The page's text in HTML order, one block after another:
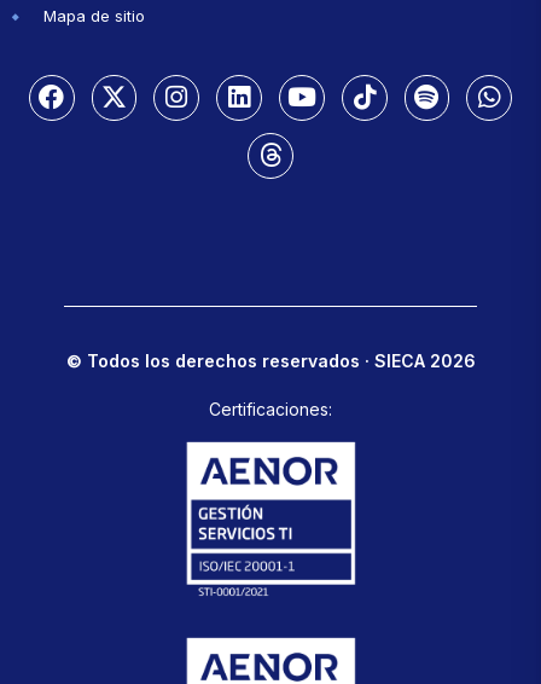
Mapa de sitio
© Todos los derechos reservados · SIECA 2026
Certificaciones: